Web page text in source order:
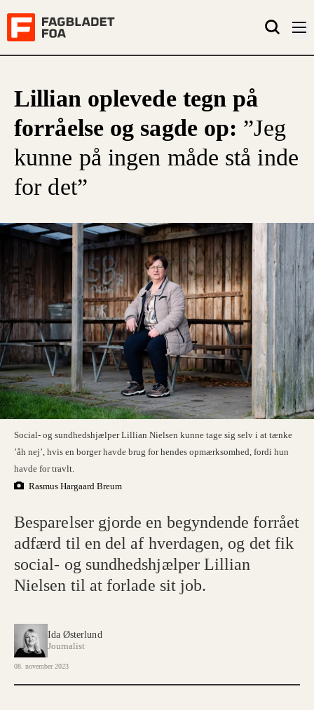
Lillian oplevede tegn på
forråelse og sagde op: ”Jeg
kunne på ingen måde stå inde
for det”
Social- og sundhedshjælper Lillian Nielsen kunne tage sig selv i at tænke
’åh nej’, hvis en borger havde brug for hendes opmærksomhed, fordi hun
havde for travlt.
Rasmus Hargaard Breum
Besparelser gjorde en begyndende forrået
adfærd til en del af hverdagen, og det fik
social- og sundhedshjælper Lillian
Nielsen til at forlade sit job.
Ida Østerlund
Journalist
08. november 2023